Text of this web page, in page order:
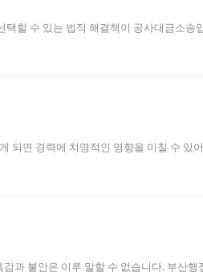
할 수 있는 법적 해결책이 공사대금소송
되면 경력에 치명적인 영향을 미칠 수 있
과 불안은 이루 말할 수 없습니다. 부산행